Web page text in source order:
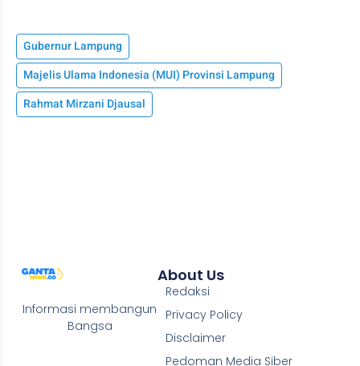
Gubernur Lampung
Majelis Ulama Indonesia (MUI) Provinsi Lampung
Rahmat Mirzani Djausal
Informasi membangun
Bangsa
About Us
Redaksi
Privacy Policy
Disclaimer
Pedoman Media Siber